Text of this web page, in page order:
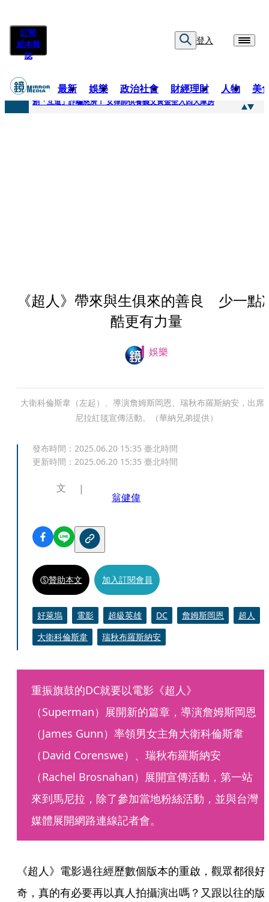
訂閱
紙本雜
誌
登入
最新 娛樂 政治社會 財經理財 人物 美
快訊
創「互道」詐騙慈濟！ 女律師供養義父黃金全入四大庫房
《超人》帶來與生俱來的善良 少一點
酷更有力量
娛樂
大衛科倫斯韋（左起）、導演詹姆斯岡恩、瑞秋布羅斯納安，出席
尼拉紅毯宣傳活動。（華納兄弟提供）
發布時間： 2025.06.20 15:35 臺北時間
更新時間： 2025.06.20 15:35 臺北時間
文
翁健偉
贊助本文 加入訂閱會員
好萊塢 電影 超級英雄 DC 詹姆斯岡恩
超人
大衛科倫斯韋
瑞秋布羅斯納安
重振旗鼓的DC就要以電影《超人》
（Superman）展開新的篇章，導演詹姆斯岡恩
（James Gunn）率領男女主角大衛科倫斯韋
（David Corenswe）、瑞秋布羅斯納安
（Rachel Brosnahan）展開宣傳活動，第一站
來到馬尼拉，除了參加當地粉絲活動，並與台灣
媒體展開網路連線記者會。
《超人》電影過往經歷數個版本的重啟，觀眾都很好
奇，真的有必要再以真人拍攝演出嗎？又跟以往的版